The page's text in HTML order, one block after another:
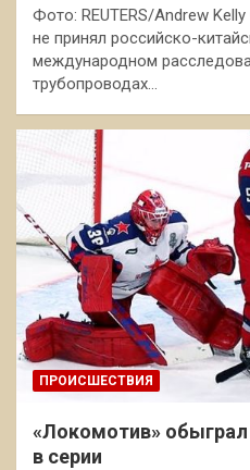
Фото: REUTERS/Andrew
не принял российско-
международном
трубопроводах…
ПРОИСШЕСТВИЯ
«Локомотив»
в серии